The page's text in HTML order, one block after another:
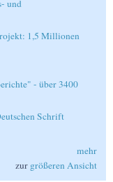
und
1,5 Millionen
- über 3400
Schrift
mehr
zur größeren Ansicht